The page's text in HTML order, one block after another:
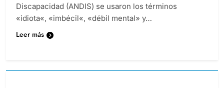
Discapacidad (ANDIS) se usaron los términos
«idiota«, «imbécil«, «débil mental» y…
Leer más